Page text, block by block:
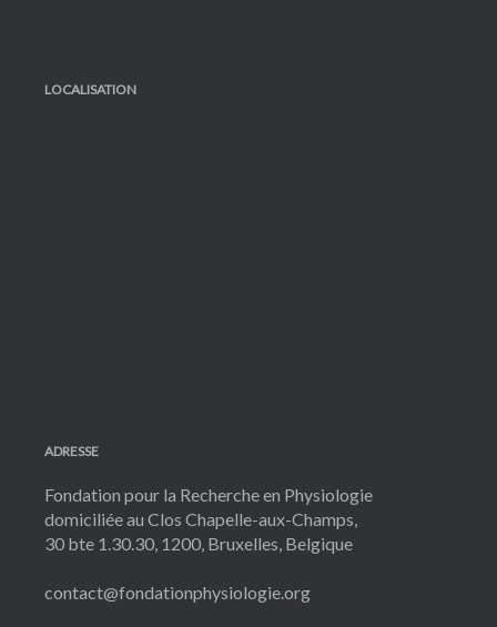
LOCALISATION
ADRESSE
Fondation pour la Recherche en Physiologie
domiciliée au Clos Chapelle-aux-Champs,
30 bte 1.30.30, 1200, Bruxelles, Belgique
contact@fondationphysiologie.org